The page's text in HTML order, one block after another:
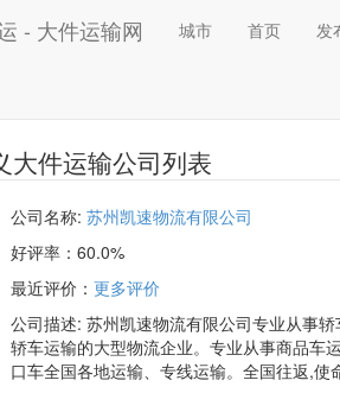
- 大件运输网 城市 首页 发
大件运输公司列表
公司名称: 苏州凯速物流有限公司
好评率： 60.0%
最近评价 ： 更多评价
公司描述: 苏州凯速物流有限公司专业从事轿车托运、汽车运输，拥有丰富的物流运输经验，是一家致力于公路
轿车运输的大型物流企业。专业从事商品车
口车全国各地运输、专线运输。全国往返,